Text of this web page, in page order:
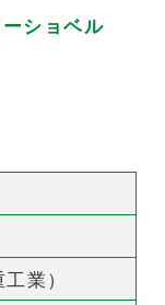
ショベル
業）